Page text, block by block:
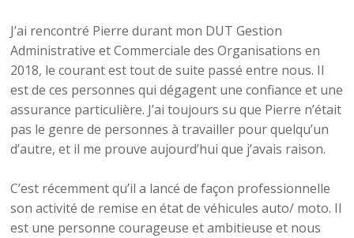
J’ai rencontré Pierre durant mon DUT Gestion
Administrative et Commerciale des Organisations en
2018, le courant est tout de suite passé entre nous. Il
est de ces personnes qui dégagent une confiance et une
assurance particulière. J’ai toujours su que Pierre n’était
pas le genre de personnes à travailler pour quelqu’un
d’autre, et il me prouve aujourd’hui que j’avais raison.
C’est récemment qu’il a lancé de façon professionnelle
son activité de remise en état de véhicules auto/ moto. Il
est une personne courageuse et ambitieuse et nous